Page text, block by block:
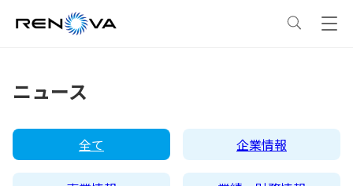
事業情報トップ
事業概要
企業情報
企業情報トップ
サステナビリティ
ニュース
全て 企業情報